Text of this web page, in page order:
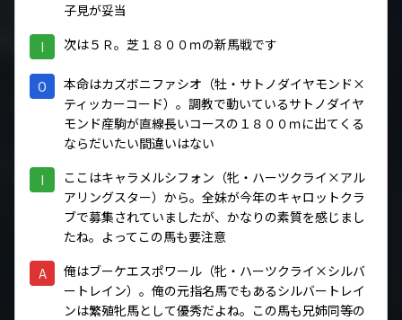
子見が妥当
I 次は５Ｒ。芝１８００ｍの新馬戦です
O
本命はカズボニファシオ（牡・サトノダイヤモンド×
ティッカーコード）。調教で動いているサトノダイヤ
モンド産駒が直線長いコースの１８００ｍに出てくる
ならだいたい間違いはない
I
ここはキャラメルシフォン（牝・ハーツクライ×アル
アリングスター）から。全妹が今年のキャロットクラ
ブで募集されていましたが、かなりの素質を感じまし
たね。よってこの馬も要注意
A
俺はブーケエスポワール（牝・ハーツクライ×シルバ
ートレイン）。俺の元指名馬でもあるシルバートレイ
ンは繁殖牝馬として優秀だよね。この馬も兄姉同等の